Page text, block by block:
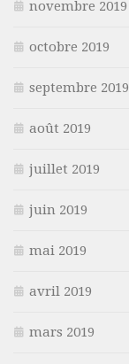
novembre 2019
octobre 2019
septembre 2019
août 2019
juillet 2019
juin 2019
mai 2019
avril 2019
mars 2019